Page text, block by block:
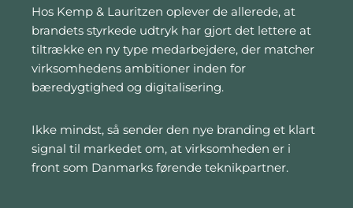
Hos Kemp & Lauritzen oplever de allerede, at
brandets styrkede udtryk har gjort det lettere at
tiltrække en ny type medarbejdere, der matcher
virksomhedens ambitioner inden for
bæredygtighed og digitalisering.
Ikke mindst, så sender den nye branding et klart
signal til markedet om, at virksomheden er i
front som Danmarks førende teknikpartner.